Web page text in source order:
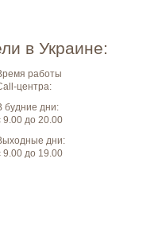
в Украине:
работы
центра:
будние дни:
9.00 до 20.00
дни:
9.00 до 19.00